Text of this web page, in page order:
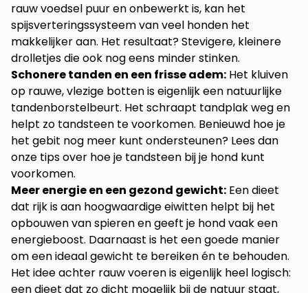
rauw voedsel puur en onbewerkt is, kan het
spijsverteringssysteem van veel honden het
makkelijker aan. Het resultaat? Stevigere, kleinere
drolletjes die ook nog eens minder stinken.
Schonere tanden en een frisse adem: Het kluiven
op rauwe, vlezige botten is eigenlijk een natuurlijke
tandenborstelbeurt. Het schraapt tandplak weg en
helpt zo tandsteen te voorkomen. Benieuwd hoe je
het gebit nog meer kunt ondersteunen? Lees dan
onze tips over hoe je tandsteen bij je hond kunt
voorkomen.
Meer energie en een gezond gewicht: Een dieet
dat rijk is aan hoogwaardige eiwitten helpt bij het
opbouwen van spieren en geeft je hond vaak een
energieboost. Daarnaast is het een goede manier
om een ideaal gewicht te bereiken én te behouden.
Het idee achter rauw voeren is eigenlijk heel logisch:
een dieet dat zo dicht mogelijk bij de natuur staat,